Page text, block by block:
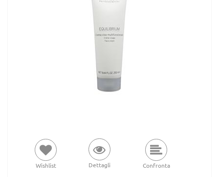
Wishlist Dettagli Confronta